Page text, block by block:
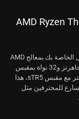
AMD Ryzen
اجتاز الأحمال العملية المكثفة بتجهيز محطة العمل الخاصة بك بمعالج AMD
Ryzen Threadripper PRO 7975WX بتردد 4 جيجاهرتز و32 نواة بمقبس
sTR5. مبني باستخدام هندسة Zen 4 بدقة 5 نانومتر مع مقبس sTR5، هذا
أداء متسارع للمحترفين مثل